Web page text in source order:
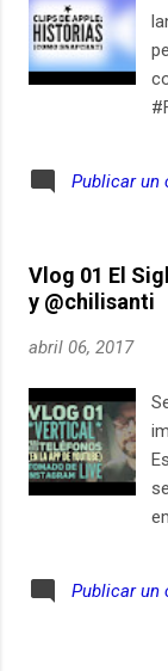
Publicar un
Vlog 01 El
y @chilisanti
abril 06, 2017
Publicar un